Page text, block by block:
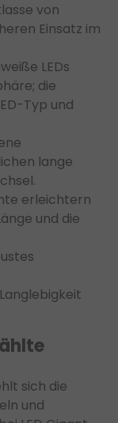
von
Einsatz im
LEDs
die
Typ und
lange
erleichtern
und die
sich die
und